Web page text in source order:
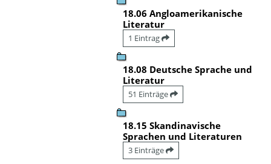
18.06 Angloamerikanische
Literatur
1 Eintrag
18.08 Deutsche Sprache und
Literatur
51 Einträge
18.15 Skandinavische
Sprachen und Literaturen
3 Einträge